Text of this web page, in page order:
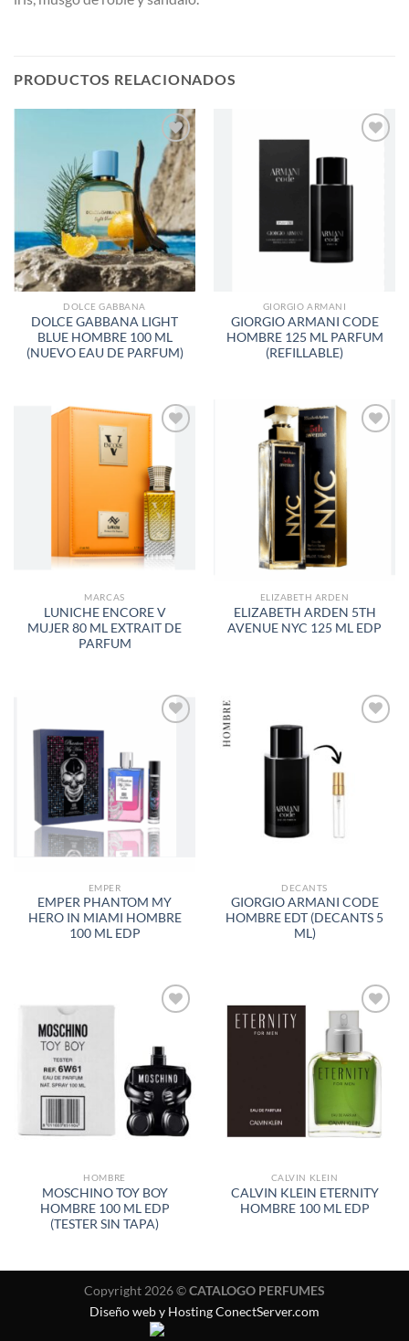
PRODUCTOS RELACIONADOS
AÑADIR
A LA
LISTA
DE
DESEOS
DOLCE GABBANA
DOLCE GABBANA LIGHT
BLUE HOMBRE 100 ML
(NUEVO EAU DE PARFUM)
AÑADIR
LISTA
GIORGIO ARMANI
GIORGIO ARMANI CODE
HOMBRE 125 ML PARFUM
(REFILLABLE)
AÑADIR
A LA
LISTA
DE
DESEOS
MARCAS
LUNICHE ENCORE V
MUJER 80 ML EXTRAIT DE
PARFUM
AÑADIR
DESEOS
ELIZABETH ARDEN
ELIZABETH ARDEN 5TH
AVENUE NYC 125 ML EDP
LISTA
DE
DESEOS
EMPER
EMPER PHANTOM MY
HERO IN MIAMI HOMBRE
100 ML EDP
A LA
LISTA
DESEOS
DECANTS
GIORGIO ARMANI CODE
HOMBRE EDT (DECANTS 5
ML)
A LA
LISTA
DE
DESEOS
HOMBRE
MOSCHINO TOY BOY
HOMBRE 100 ML EDP
(TESTER SIN TAPA)
AÑADIR
LISTA
DE
CALVIN KLEIN
CALVIN KLEIN ETERNITY
HOMBRE 100 ML EDP
Copyright 2026 ©CATALOGO PERFUMES
Diseño web y Hosting ConectServer.com